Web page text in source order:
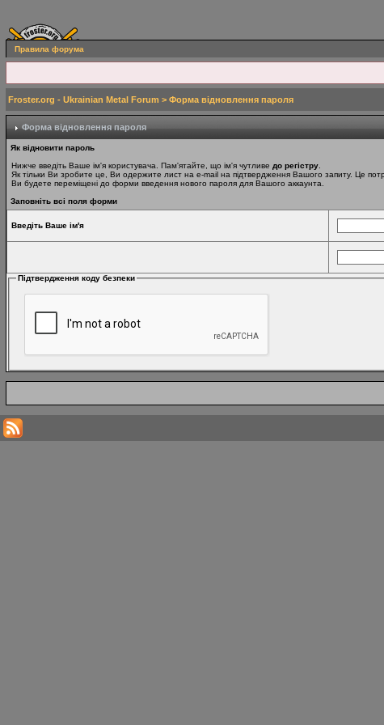
Правила форума
Froster.org - Ukrainian Metal Forum > Форма відновлення пароля
Форма відновлення пароля
Як відновити пароль
Нижче введіть Ваше ім'я користувача. Пам'ятайте, що ім'я чутливе до регістру
Як тільки Ви зробите це, Ви одержите лист на e-mail на підтвердження Вашого запиту. Це
Ви будете переміщені до форми введення нового пароля для Вашого аккаунта.
Заповніть всі поля форми
Введіть Ваше ім'я
Підтвердження коду безпеки